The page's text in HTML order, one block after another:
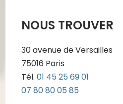
NOUS TROUVER
30 avenue de Versailles
75016 Paris
Tél.01 45 25 69 01
07 80 80 05 85